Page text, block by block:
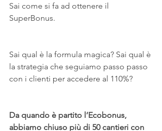
Sai come si fa ad ottenere il
SuperBonus.
Sai qual è la formula magica? Sai qual è
la strategia che seguiamo passo passo
con i clienti per accedere al 110%?
Da quando è partito l’Ecobonus,
abbiamo chiuso più di 50 cantieri con